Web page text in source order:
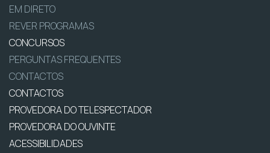
EM DIRETO
REVER PROGRAMAS
CONCURSOS
PERGUNTAS FREQUENTES
CONTACTOS
CONTACTOS
PROVEDORA DO TELESPECTADOR
PROVEDORA DO OUVINTE
ACESSIBILIDADES